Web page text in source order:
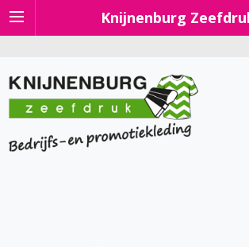
Knijnenburg